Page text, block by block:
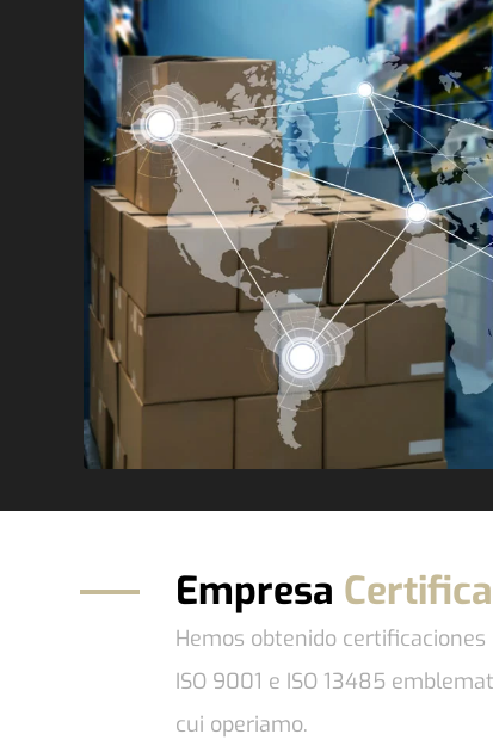
Empresa
Hemos obtenido certificaciones
ISO 9001 e ISO 13485
cui operiamo.